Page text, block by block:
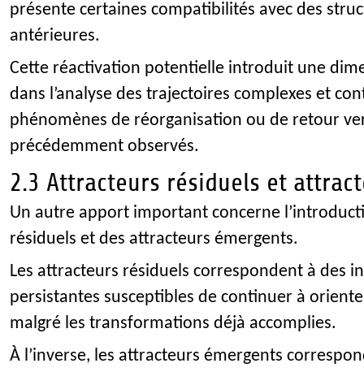
présente certaines compatibilités avec des
antérieures.
Cette réactivation potentielle introduit une
dans l’analyse des trajectoires complexes et
phénomènes de réorganisation ou de retour
précédemment observés.
2.3 Attracteurs résiduels et
Un autre apport important concerne
résiduels et des attracteurs émergents.
Les attracteurs résiduels correspondent à des
persistantes susceptibles de continuer à
malgré les transformations déjà accomplies.
À l’inverse, les attracteurs émergents